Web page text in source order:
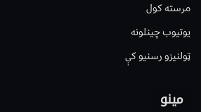
مرسته کول
یوتیوب چینلونه
ټولنیزو رسنیو کې
مینو